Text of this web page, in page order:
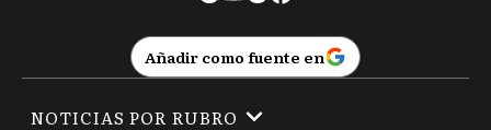
Añadir como fuente en
NOTICIAS POR RUBRO